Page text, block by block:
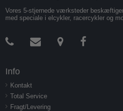
Vores 5-stjernede værksteder
med speciale i elcykler, racercykler og
Info
Kontakt
Total Service
Fragt/Levering